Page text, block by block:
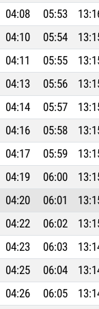
04:08 05:53
04:10 05:54
04:11 05:55
04:13 05:56
04:14 05:57
04:16 05:58
04:17 05:59
04:19 06:00
04:20 06:01
04:22 06:02
04:23 06:03
04:25 06:04
04:26 06:05